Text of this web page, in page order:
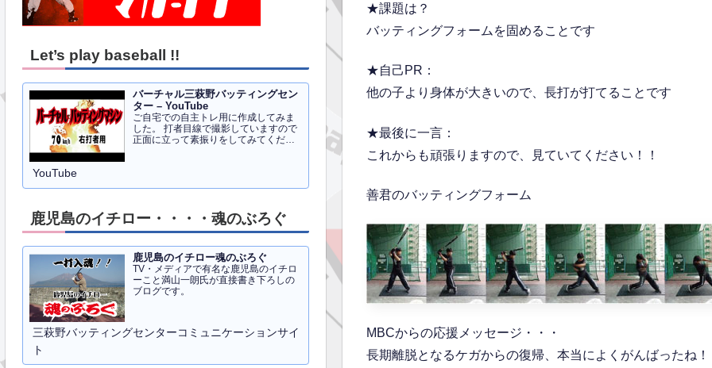
★課題は？
バッティングフォームを固めることです
★自己PR：
他の子より身体が大きいので、長打が打てることです
★最後に一言：
これからも頑張りますので、見ていてください！！
善君のバッティングフォーム
MBCからの応援メッセージ・・・
長期離脱となるケガからの復帰、本当によくがんばったね
Let’s play baseball !!
バーチャル三萩野バッティングセン
ター – YouTube
ご自宅での自主トレ用に作成してみま
した。 打者目線で撮影していますので
正面に立って素振りをしてみてくださ
YouTube
鹿児島のイチロー・・・・魂のぶろぐ
鹿児島のイチロー魂のぶろぐ
TV・メディアで有名な鹿児島のイチロ
ーこと満山一朗氏が直接書き下ろしの
ブログです。
三萩野バッティングセンターコミュニケーションサイ
ト